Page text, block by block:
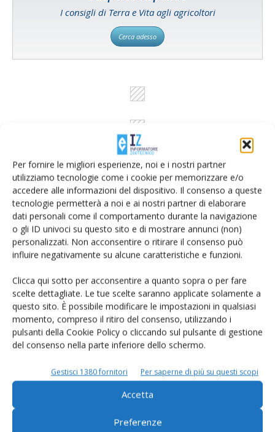
Per fornire le migliori esperienze, noi e i nostri partner
utilizziamo tecnologie come i cookie per memorizzare e/o
accedere alle informazioni del dispositivo. Il consenso a queste
tecnologie permetterà a noi e ai nostri partner di elaborare
dati personali come il comportamento durante la navigazione
o gli ID univoci su questo sito e di mostrare annunci (non)
personalizzati. Non acconsentire o ritirare il consenso può
influire negativamente su alcune caratteristiche e funzioni.
Clicca qui sotto per acconsentire a quanto sopra o per fare
scelte dettagliate. Le tue scelte saranno applicate solamente a
questo sito. È possibile modificare le impostazioni in qualsiasi
momento, compreso il ritiro del consenso, utilizzando i
pulsanti della Cookie Policy o cliccando sul pulsante di gestione
del consenso nella parte inferiore dello schermo.
Gestisci 1380 fornitori Per saperne di più su questi scopi
Accetta
Preferenze
I consigli di Terra e Vita agli agricoltori
Cerca adesso
Rimani aggiornato sul mondo
dell’agricoltura